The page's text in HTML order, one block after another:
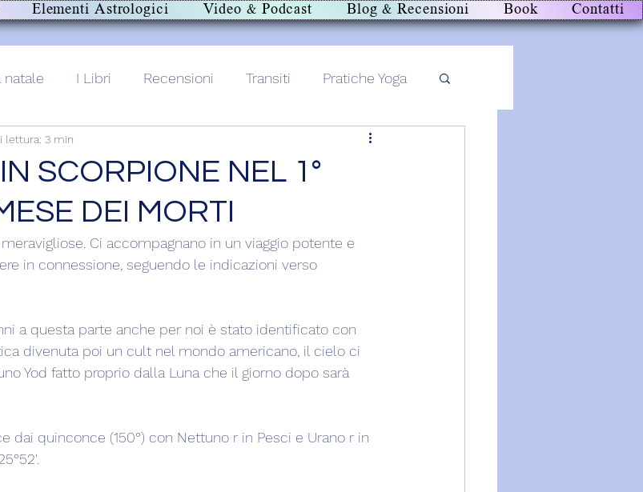
Elementi Astrologici Video & Podcast Blog & Recensioni Book Contatti
natale I Libri Recensioni Transiti Pratiche Yoga
SCORPIONE NEL 1°
DEI MORTI
lettura: 3 min
Ci accompagnano in un viaggio potente e
in connessione, seguendo le indicazioni verso
a questa parte anche per noi è stato identificato con
divenuta poi un cult nel mondo americano, il cielo ci
Yod fatto proprio dalla Luna che il giorno dopo sarà
dai quinconce (150°) con Nettuno r in Pesci e Urano r in